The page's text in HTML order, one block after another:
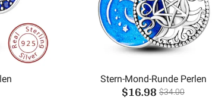
Stern-Mond-Runde Perlen
$16.98 $34.00